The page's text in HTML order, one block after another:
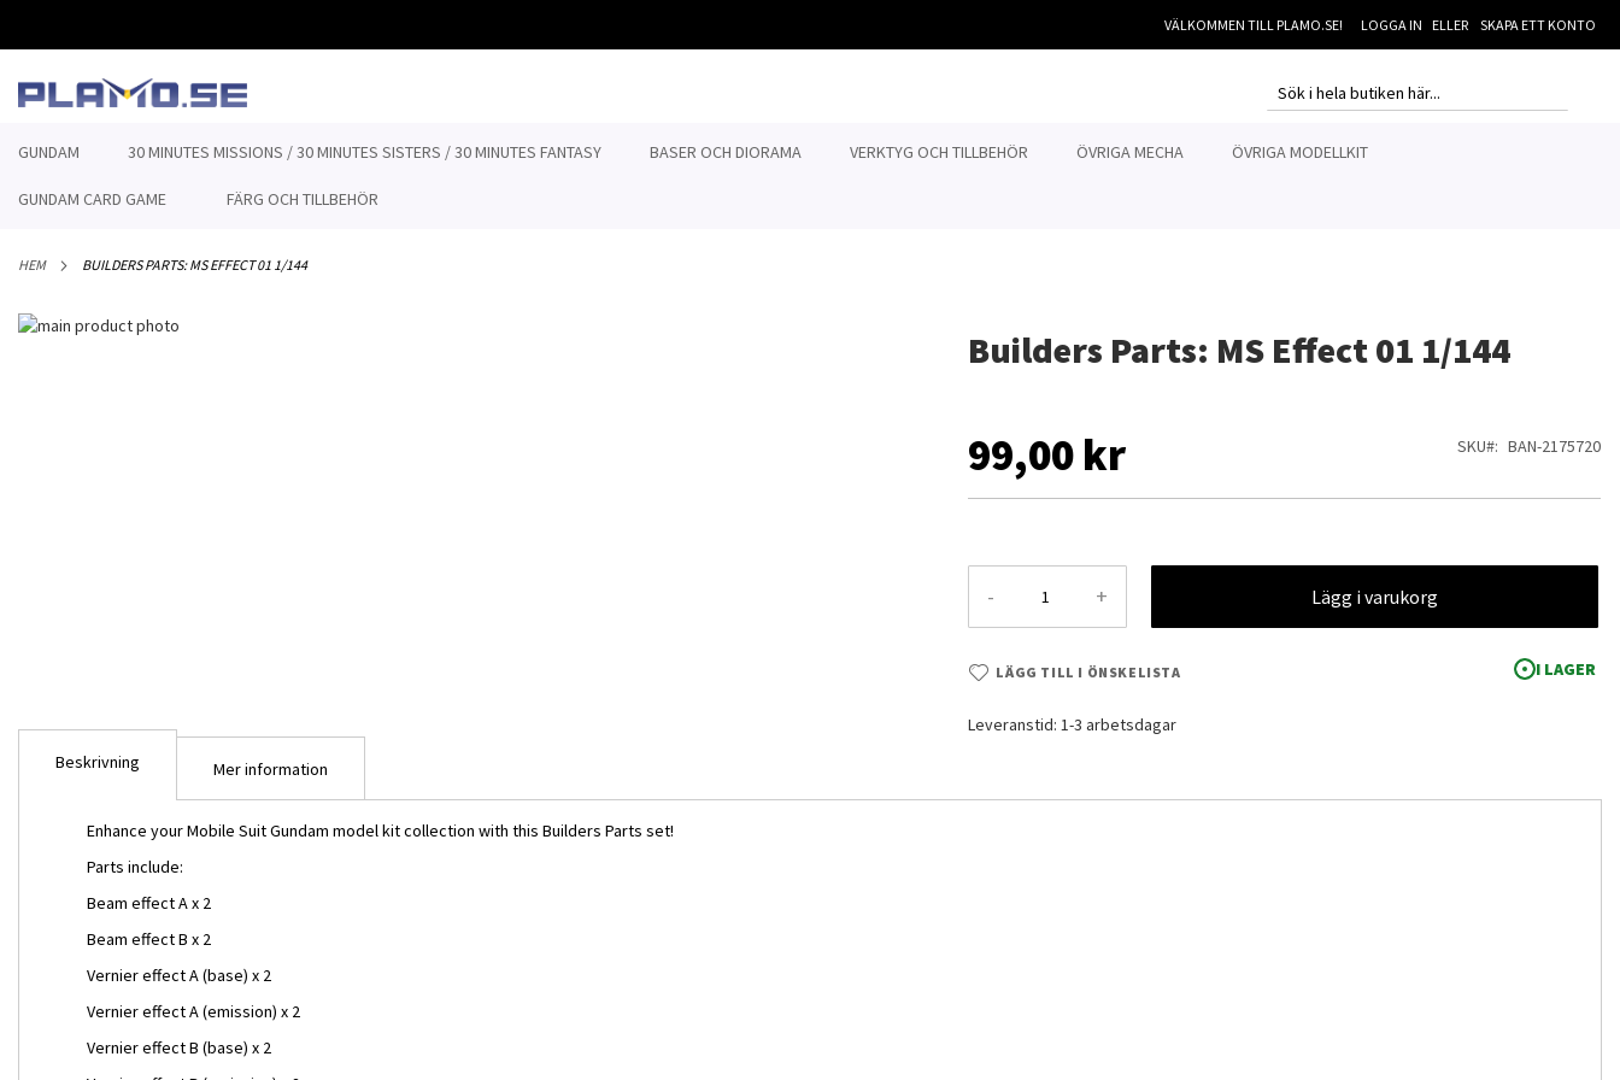
TILL
VÄLKOMMEN TILL PLAMO.SE! LOGGA IN SKAPA ETT KONTO
SEARCH
GUNDAM
30 MINUTES MISSIONS / 30 MINUTES SISTERS / 30 MINUTES FANTASY BASER OCH DIORAMA VERKTYG OCH TILLBEHÖR ÖVRIGA MECHA ÖVRIGA MODELLKIT
GUNDAM CARD GAME FÄRG OCH TILLBEHÖR
HEM BUILDERS PARTS: MS EFFECT 01 1/144
Builders Parts: MS Effect 01 1/144
99,00 kr SKU BAN-2175720
- + Lägg i varukorg
LÄGG TILL I ÖNSKELISTA I LAGER
Leveranstid: 1-3 arbetsdagar
Hoppa
Beskrivning
Enhance your Mobile Suit Gundam model kit collection with this Builders Parts set!
Parts include:
Beam effect A x 2
Beam effect B x 2
Vernier effect A (base) x 2
Vernier effect A (emission) x 2
Vernier effect B (base) x 2
Mer information